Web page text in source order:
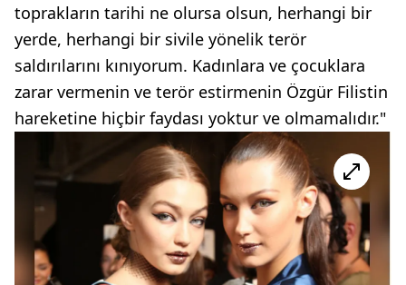
toprakların tarihi ne olursa olsun, herhangi bir
yerde, herhangi bir sivile yönelik terör
saldırılarını kınıyorum. Kadınlara ve çocuklara
zarar vermenin ve terör estirmenin Özgür Filistin
hareketine hiçbir faydası yoktur ve olmamalıdır."